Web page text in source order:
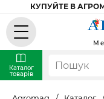
КУПУЙТЕ В
Каталог
товарів